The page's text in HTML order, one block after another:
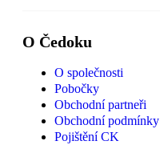
O Čedoku
O společnosti
Pobočky
Obchodní partneři
Obchodní podmínky
Pojištění CK